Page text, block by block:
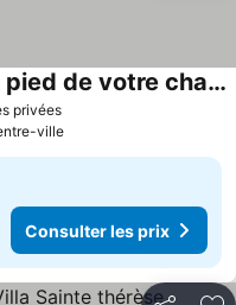
privées
Villa Trémail - La plage au pied de votre chambre
ville
Consulter les prix